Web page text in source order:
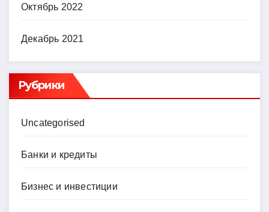
Октябрь 2022
Декабрь 2021
Рубрики
Uncategorised
Банки и кредиты
Бизнес и инвестиции